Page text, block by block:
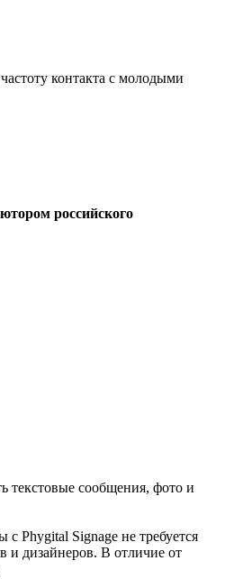
контакта с молодыми
российского
текстовые сообщения, фото и
Phygital Signage не требуется
и дизайнеров. В отличие от